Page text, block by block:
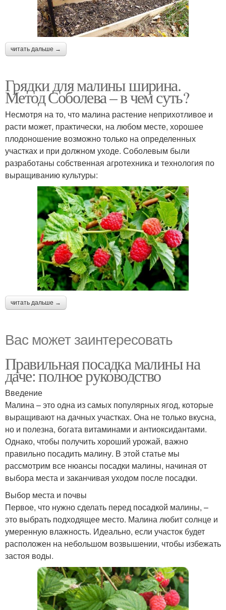
читать дальше →
Грядки для малины ширина.
Метод Соболева – в чем суть?
Несмотря на то, что малина растение неприхотливое и
расти может, практически, на любом месте, хорошее
плодоношение возможно только на определенных
участках и при должном уходе. Соболевым были
разработаны собственная агротехника и технология по
выращиванию культуры:
читать дальше →
Вас может заинтересовать
Правильная посадка малины на
даче: полное руководство
Введение
Малина – это одна из самых популярных ягод, которые
выращивают на дачных участках. Она не только вкусна,
но и полезна, богата витаминами и антиоксидантами.
Однако, чтобы получить хороший урожай, важно
правильно посадить малину. В этой статье мы
рассмотрим все нюансы посадки малины, начиная от
выбора места и заканчивая уходом после посадки.
Выбор места и почвы
Первое, что нужно сделать перед посадкой малины, –
это выбрать подходящее место. Малина любит солнце и
умеренную влажность. Идеально, если участок будет
расположен на небольшом возвышении, чтобы избежать
застоя воды.